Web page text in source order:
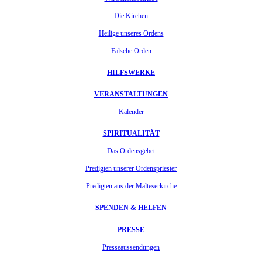
Die Kirchen
Heilige unseres Ordens
Falsche Orden
HILFSWERKE
VERANSTALTUNGEN
Kalender
SPIRITUALITÄT
Das Ordensgebet
Predigten unserer Ordenspriester
Predigten aus der Malteserkirche
SPENDEN & HELFEN
PRESSE
Presseaussendungen